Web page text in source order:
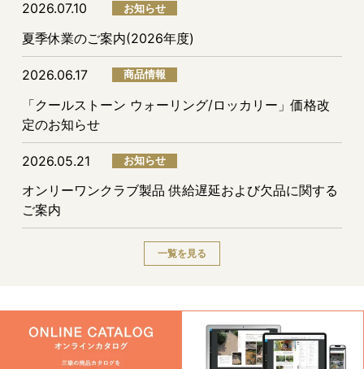
2026.07.10 お知らせ
夏季休業のご案内(2026年度)
2026.06.17 商品情報
「クールストーン ウォーリング/ロッカリー」価格改
定のお知らせ
2026.05.21 お知らせ
オンリーワンクラブ製品 供給遅延および欠品に関する
ご案内
一覧を見る